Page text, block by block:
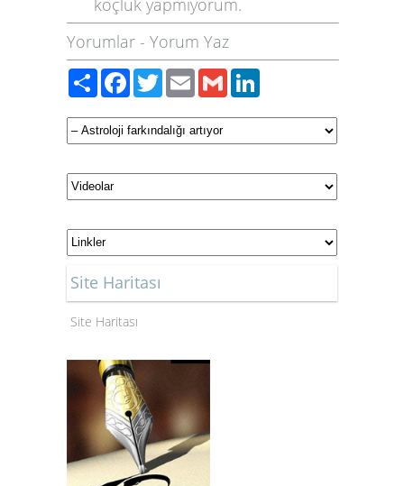
koçluk yapmıyorum.
Yorumlar - Yorum Yaz
PaylaşFacebook
TwitterEmailGmail
Site Haritası
Site Haritası